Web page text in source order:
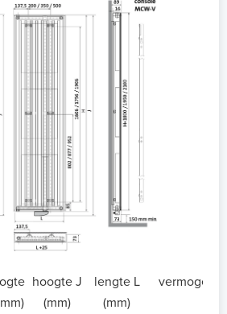
hoogte J
(mm)
lengte L
(mm)
vermogen